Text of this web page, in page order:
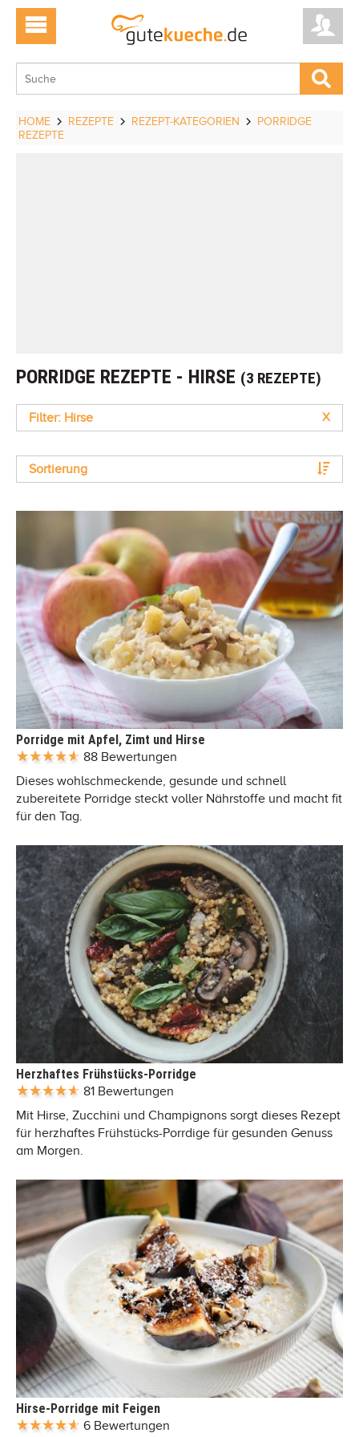
HOME REZEPTE REZEPT-KATEGORIEN
PORRIDGE
REZEPTE
PORRIDGE REZEPTE - HIRSE (3 REZEPTE)
Filter: Hirse X
Sortierung
Porridge mit Apfel, Zimt und Hirse
88 Bewertungen
Dieses wohlschmeckende, gesunde und schnell
zubereitete Porridge steckt voller Nährstoffe und macht fit
für den Tag.
Herzhaftes Frühstücks-Porridge
81 Bewertungen
Mit Hirse, Zucchini und Champignons sorgt dieses Rezept
für herzhaftes Frühstücks-Porrdige für gesunden Genuss
am Morgen.
Hirse-Porridge mit Feigen
6 Bewertungen